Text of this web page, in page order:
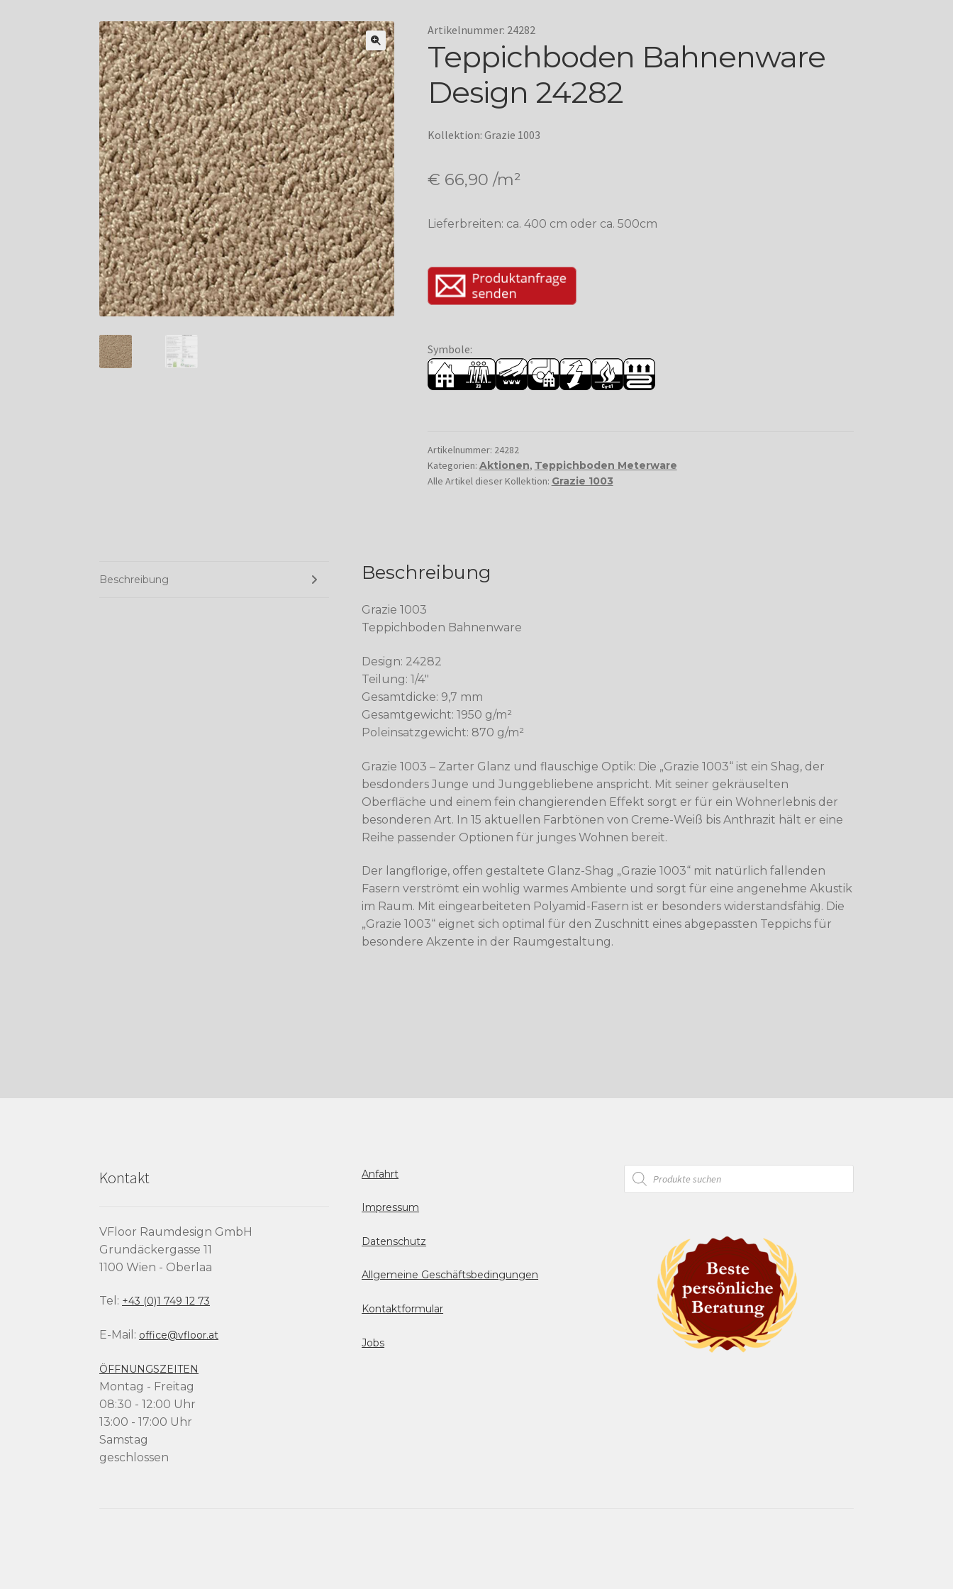
Artikelnummer: 24282
Teppichboden Bahnenware
Design 24282
Kollektion: Grazie 1003
€ 66,90 /m²
Lieferbreiten: ca. 400 cm oder ca. 500cm
Symbole:
Artikelnummer: 24282
Kategorien: Aktionen, Teppichboden Meterware
Alle Artikel dieser Kollektion: Grazie 1003
Beschreibung Beschreibung
Grazie 1003
Teppichboden Bahnenware
Design: 24282
Teilung: 1/4″
Gesamtdicke: 9,7 mm
Gesamtgewicht: 1950 g/m²
Poleinsatzgewicht: 870 g/m²
Grazie 1003 – Zarter Glanz und flauschige Optik: Die „Grazie 1003“ ist ein Shag, der
besdonders Junge und Junggebliebene anspricht. Mit seiner gekräuselten
Oberfläche und einem fein changierenden Effekt sorgt er für ein Wohnerlebnis der
besonderen Art. In 15 aktuellen Farbtönen von Creme-Weiß bis Anthrazit hält er eine
Reihe passender Optionen für junges Wohnen bereit.
Der langflorige, offen gestaltete Glanz-Shag „Grazie 1003“ mit natürlich fallenden
Fasern verströmt ein wohlig warmes Ambiente und sorgt für eine angenehme Akustik
im Raum. Mit eingearbeiteten Polyamid-Fasern ist er besonders widerstandsfähig. Die
„Grazie 1003“ eignet sich optimal für den Zuschnitt eines abgepassten Teppichs für
besondere Akzente in der Raumgestaltung.
Kontakt
VFloor Raumdesign GmbH
Grundäckergasse 11
1100 Wien - Oberlaa
Tel: +43 (0)1 749 12 73
E-Mail: office@vfloor.at
ÖFFNUNGSZEITEN
Montag - Freitag
08:30 - 12:00 Uhr
13:00 - 17:00 Uhr
Samstag
geschlossen
Anfahrt
Impressum
Datenschutz
Allgemeine Geschäftsbedingungen
Kontaktformular
Jobs
Products
search